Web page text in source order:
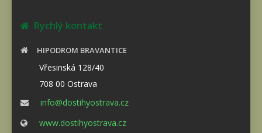
Rychlý kontakt
HIPODROM BRAVANTICE
Vřesinská 128/40
708 00 Ostrava
info@dostihyostrava.cz
www.dostihyostrava.cz